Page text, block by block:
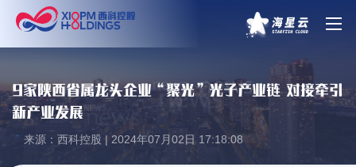
9家陕西省属龙头企业“聚光”光子产业链 对接牵引
新产业发展
来源：西科控股 | 2024年07月02日 17:18:08